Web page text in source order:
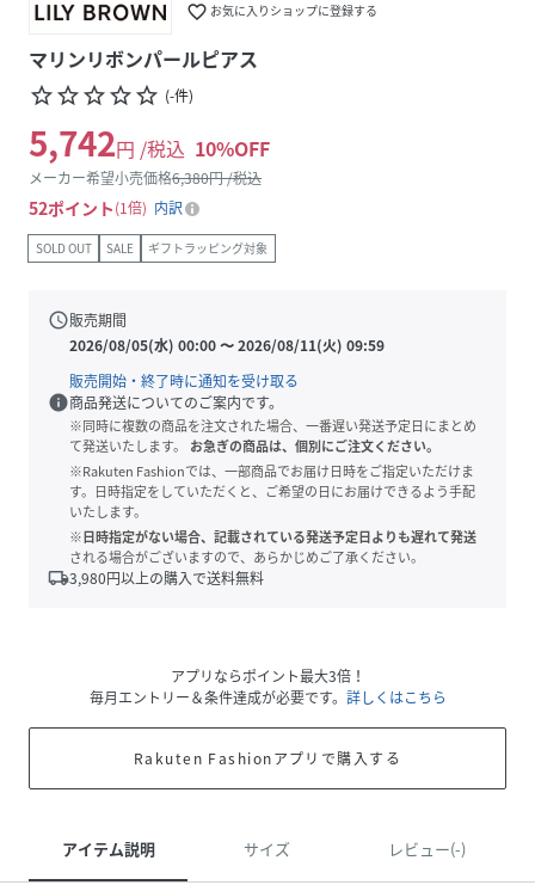
favorite_border お気に入りショップに登録する
マリンリボンパールピアス
star_borderstar_borderstar_borderstar_borderstar_border (-件)
5,742円 /税込 10%OFF
メーカー希望小売価格6,380円 /税込
52ポイント 1倍 内訳
SOLD OUT SALE ギフトラッピング対象
schedule販売期間
2026/08/05(水) 00:00〜2026/08/11(火) 09:59
販売開始・終了時に通知を受け取る
info商品発送についてのご案内です。
※同時に複数の商品を注文された場合、一番遅い発送予定日にまとめ
て発送いたします。
お急ぎの商品は、個別にご注文ください。
※Rakuten Fashionでは、一部商品でお届け日時をご指定いただけま
す。日時指定をしていただくと、ご希望の日にお届けできるよう手配
いたします。
※日時指定がない場合、記載されている発送予定日よりも遅れて発送
される場合がございますので、あらかじめご了承ください。
local_shipping3,980円以上の購入で送料無料
アプリならポイント最大3倍！
毎月エントリー＆条件達成が必要です。 詳しくはこちら
Rakuten Fashionアプリで購入する
アイテム説明 サイズ レビュー(-)